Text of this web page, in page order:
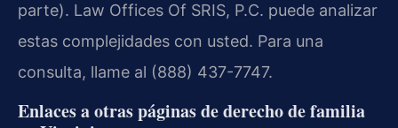
parte). Law Offices Of SRIS, P.C. puede analizar
estas complejidades con usted. Para una
consulta, llame al (888) 437-7747.
Enlaces a otras páginas de derecho de familia